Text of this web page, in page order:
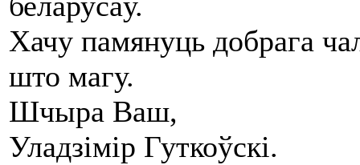
Хачу памянуць добрага
што магу.
Шчыра Ваш,
Уладзімір Гуткоўскі.